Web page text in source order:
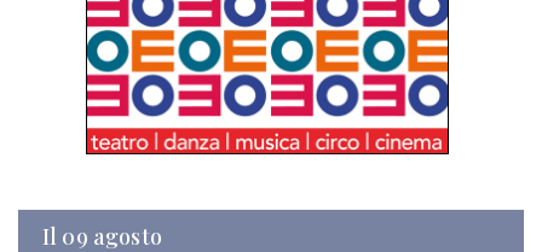
Il 09 agosto